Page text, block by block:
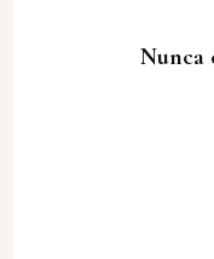
Nunca